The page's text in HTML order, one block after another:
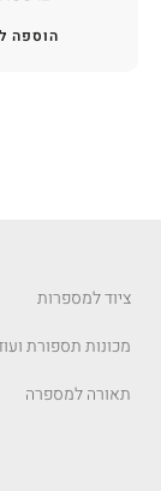
הוספה
ציוד למספרות
מכונות תספורת
תאורה למספרה